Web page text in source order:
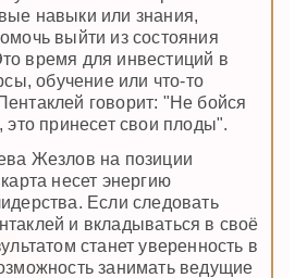
навыки или знания,
выйти из состояния
время для инвестиций в
обучение или что-то
говорит: "Не бойся
это принесет свои плоды".
Жезлов на позиции
несет энергию
Если следовать
и вкладываться в своё
станет уверенность в
занимать ведущие